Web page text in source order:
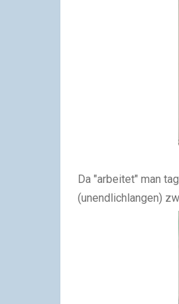
Da "arbeitet" man
(unendlichlangen)